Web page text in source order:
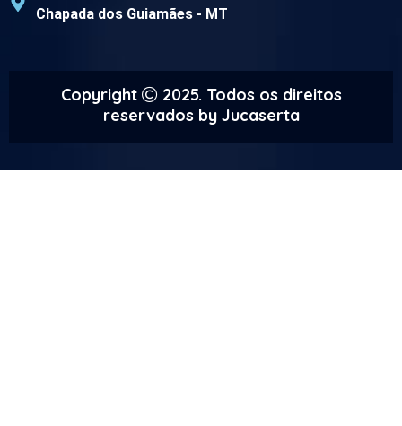
Chapada dos Guiamães - MT
Copyright
2025. Todos os direitos
reservados by Jucaserta